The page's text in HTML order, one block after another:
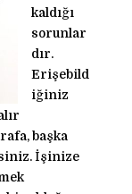
kaldığı
sorunlar
dır.
Erişebild
iğiniz
başka
İşinize